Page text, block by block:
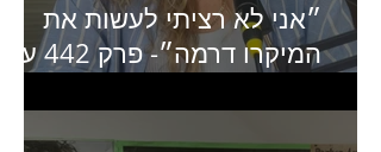
״אני לא רציתי לעשות את
המיקרו דרמה״- פרק 442 עם
של יד2